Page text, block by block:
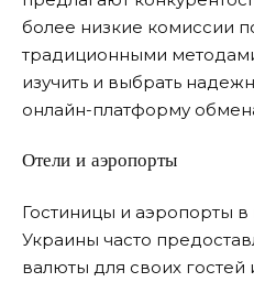
более низкие комиссии
традиционными
изучить и выбрать
онлайн-платформу
Отели и аэропорты
Гостиницы и аэропорты
Украины часто
валюты для своих гостей